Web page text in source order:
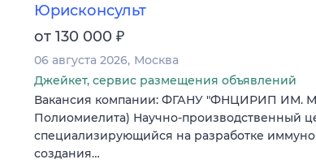
Юрисконсульт
от 130 000 ₽
06 августа 2026 Москва
Джейкет, сервис размещения объявлений
Вакансия компании: ФГАНУ "ФНЦИРИП ИМ.
Полиомиелита) Научно-производственный
специализирующийся на разработке
создания…